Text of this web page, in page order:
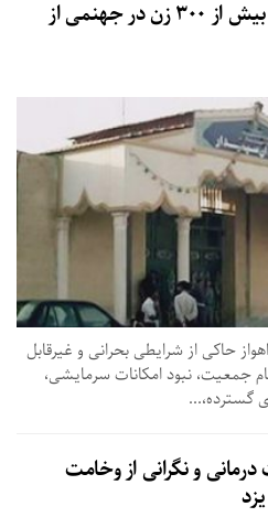
بند زنان زندان سپیدار اهواز؛ بیش از ۳۰۰ زن در جهنمی از
حاکی از شرایطی بحرانی و غیرقابل
جمعیت، نبود امکانات سرمایشی،
گسترده،...
و نگرانی از وخامت